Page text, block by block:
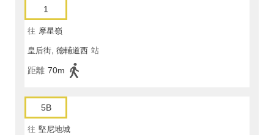
1
往 摩星嶺
皇后街, 德輔道西 站
距離 70m
5B
往 堅尼地城